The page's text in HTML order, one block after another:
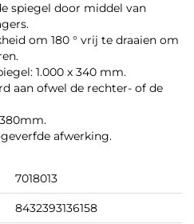
spiegel door middel van
om 180 ° vrij te draaien om
1.000 x 340 mm.
aan ofwel de rechter- of de
afwerking.
7018013
8432393136158